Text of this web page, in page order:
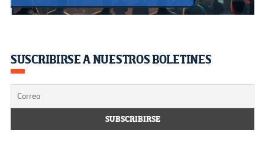
SUSCRIBIRSE A NUESTROS BOLETINES